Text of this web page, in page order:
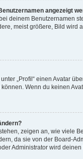
angezeigt
deinem Benutzernamen
meist größere, Bild wird
„Profil“ einen Avatar
Wenn du keinen
zeigen an, wie viele
da sie von der Board-
Administrator wird